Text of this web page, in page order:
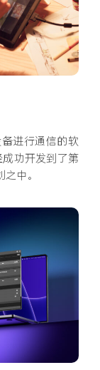
备进行通信的软
成功开发到了第
中。